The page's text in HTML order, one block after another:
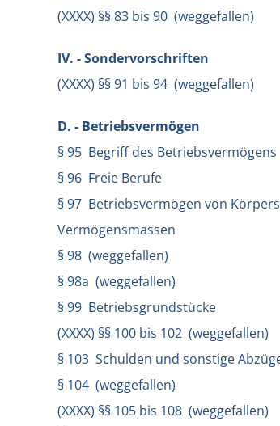
(XXXX) §§ 83 bis 90 (weggefallen)
IV. - Sondervorschriften
(XXXX) §§ 91 bis 94 (weggefallen)
D. - Betriebsvermögen
§ 95 Begriff des Betriebsvermögens
§ 96 Freie Berufe
§ 97 Betriebsvermögen von
Vermögensmassen
§ 98 (weggefallen)
§ 98a (weggefallen)
§ 99 Betriebsgrundstücke
(XXXX) §§ 100 bis 102 (weggefallen)
§ 103 Schulden und sonstige
§ 104 (weggefallen)
(XXXX) §§ 105 bis 108 (weggefallen)